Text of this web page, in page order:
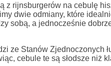
z rijnsburgerów na cebulę
dwie odmiany, które
sobą, a jednocześnie
ze Stanów Zjednoczonych
cebule te są słodsze niż